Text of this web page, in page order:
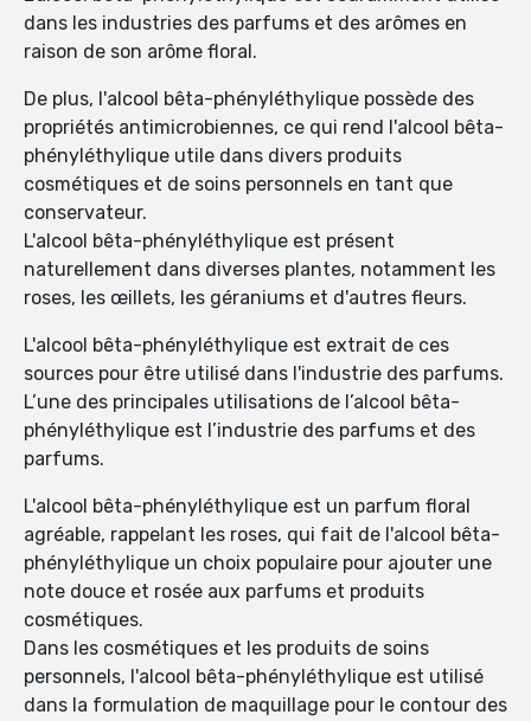
dans les industries des parfums et des arômes en
raison de son arôme floral.
De plus, l'alcool bêta-phényléthylique possède des
propriétés antimicrobiennes, ce qui rend l'alcool bêta-
phényléthylique utile dans divers produits
cosmétiques et de soins personnels en tant que
conservateur.
L'alcool bêta-phényléthylique est présent
naturellement dans diverses plantes, notamment les
roses, les œillets, les géraniums et d'autres fleurs.
L'alcool bêta-phényléthylique est extrait de ces
sources pour être utilisé dans l'industrie des parfums.
L’une des principales utilisations de l’alcool bêta-
phényléthylique est l’industrie des parfums et des
parfums.
L'alcool bêta-phényléthylique est un parfum floral
agréable, rappelant les roses, qui fait de l'alcool bêta-
phényléthylique un choix populaire pour ajouter une
note douce et rosée aux parfums et produits
cosmétiques.
Dans les cosmétiques et les produits de soins
personnels, l'alcool bêta-phényléthylique est utilisé
dans la formulation de maquillage pour le contour des